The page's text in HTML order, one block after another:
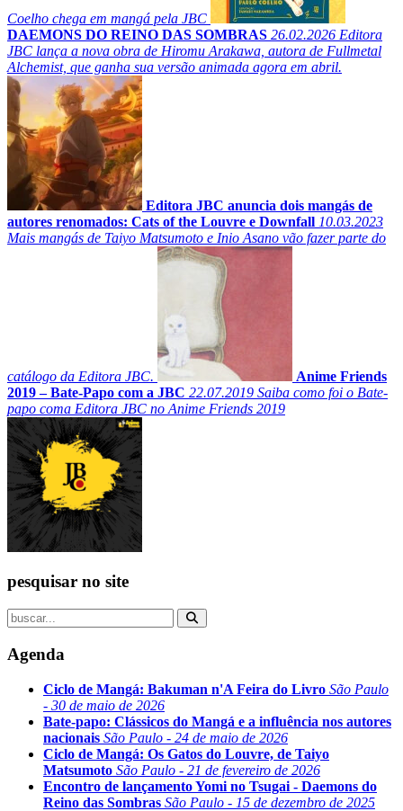
Coelho chega em mangá pela JBC
DAEMONS DO REINO DAS SOMBRAS 26.02.2026 Editora
JBC lança a nova obra de Hiromu Arakawa, autora de Fullmetal
Alchemist, que ganha sua versão animada agora em abril.
Editora JBC anuncia dois mangás de
autores renomados: Cats of the Louvre e Downfall 10.03.2023
Mais mangás de Taiyo Matsumoto e Inio Asano vão fazer parte do
catálogo da Editora JBC.
Anime Friends
2019 – Bate-Papo com a JBC 22.07.2019 Saiba como foi o Bate-
papo coma Editora JBC no Anime Friends 2019
pesquisar no site
Agenda
Ciclo de Mangá: Bakuman n'A Feira do Livro São Paulo
- 30 de maio de 2026
Bate-papo: Clássicos do Mangá e a influência nos autores
nacionais São Paulo - 24 de maio de 2026
Ciclo de Mangá: Os Gatos do Louvre, de Taiyo
Matsumoto São Paulo - 21 de fevereiro de 2026
Encontro de lançamento Yomi no Tsugai - Daemons do
Reino das Sombras São Paulo - 15 de dezembro de 2025